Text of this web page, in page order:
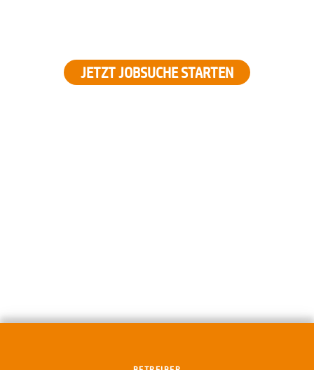
JETZT JOBSUCHE STARTEN